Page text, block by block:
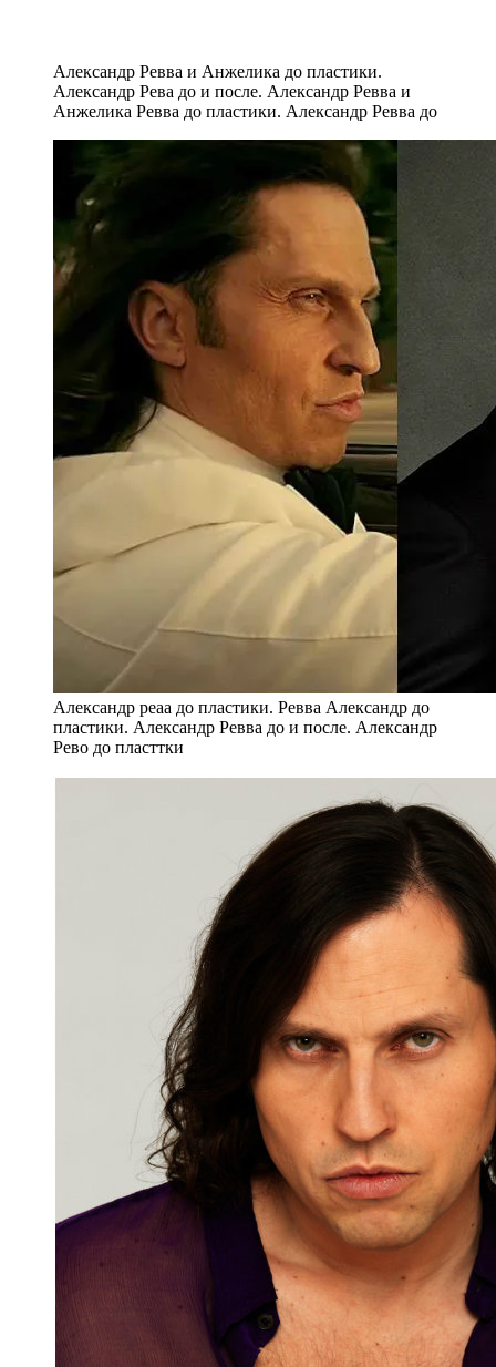
Александр Ревва и Анжелика до пластики.
Александр Рева до и после. Александр Ревва и
Анжелика Ревва до пластики. Александр Ревва до
Александр реаа до пластики. Ревва Александр до
пластики. Александр Ревва до и после. Александр
Рево до пласттки